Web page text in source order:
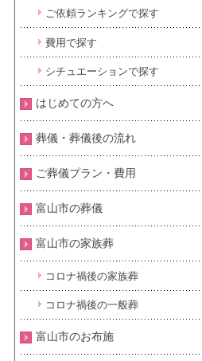
ご依頼ランキングで探す
費用で探す
シチュエーションで探す
はじめての方へ
葬儀・葬儀後の流れ
ご葬儀プラン・費用
富山市の葬儀
富山市の家族葬
コロナ禍後の家族葬
コロナ禍後の一般葬
富山市のお布施